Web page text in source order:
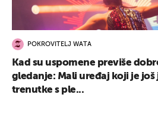
POKROVITELJ WATA
Kad su uspomene previše
gledanje: Mali uređaj koji je
trenutke s ple...